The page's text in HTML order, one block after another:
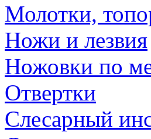
Молотки,
Ножи и лезвия
Ножовки по
Отвертки
Слесарный